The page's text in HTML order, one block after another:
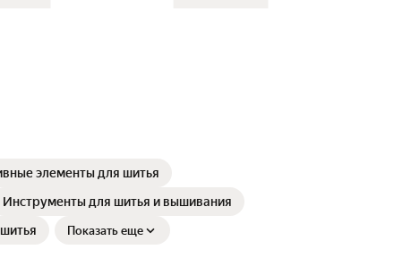
элементы для шитья
Инструменты для шитья и вышивания
Показать еще